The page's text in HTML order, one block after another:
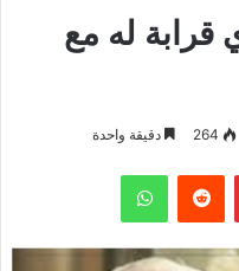
قرابة له مع
264 دقيقة واحدة
بينتيريست واتساب